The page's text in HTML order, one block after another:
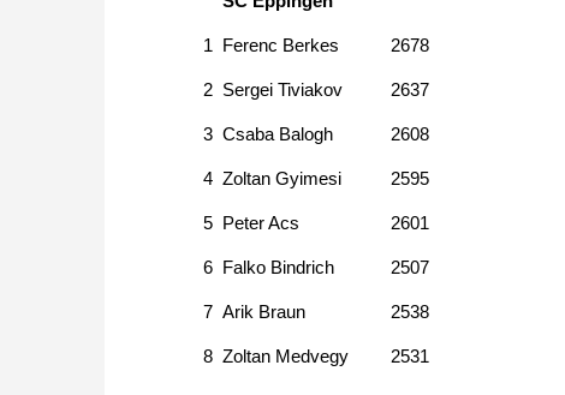
1 Ferenc Berkes 2678
2 Sergei Tiviakov 2637
3 Csaba Balogh 2608
4 Zoltan Gyimesi 2595
5 Peter Acs 2601
6 Falko Bindrich 2507
7 Arik Braun 2538
8 Zoltan Medvegy 2531